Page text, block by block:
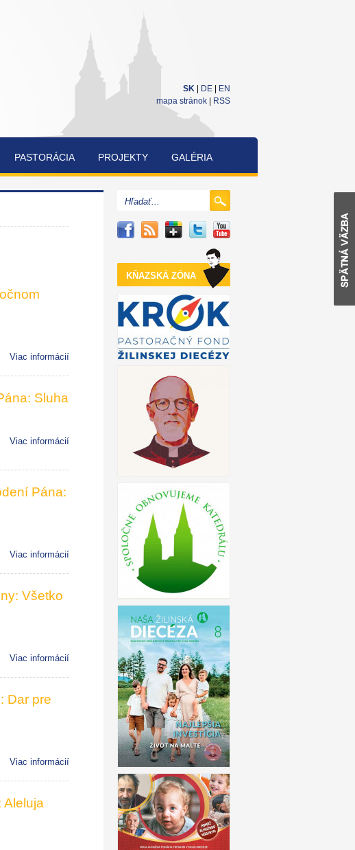
SK DE
EN
mapa stránok
RSS
PASTORÁCIA PROJEKTY GALÉRIA
CUKRÁRENSKÁ
SÚŤAŽ
KŇAZSKÁ ZÓNA
Viac informácií
Sluha
Viac informácií
Pána:
Viac informácií
Všetko
Viac informácií
Dar pre
Viac informácií
Aleluja